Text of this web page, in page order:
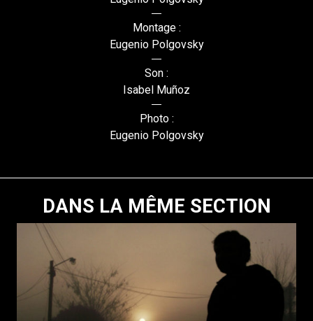
Montage :
Eugenio Polgovsky
Son :
Isabel Muñoz
Photo :
Eugenio Polgovsky
DANS LA MÊME SECTION